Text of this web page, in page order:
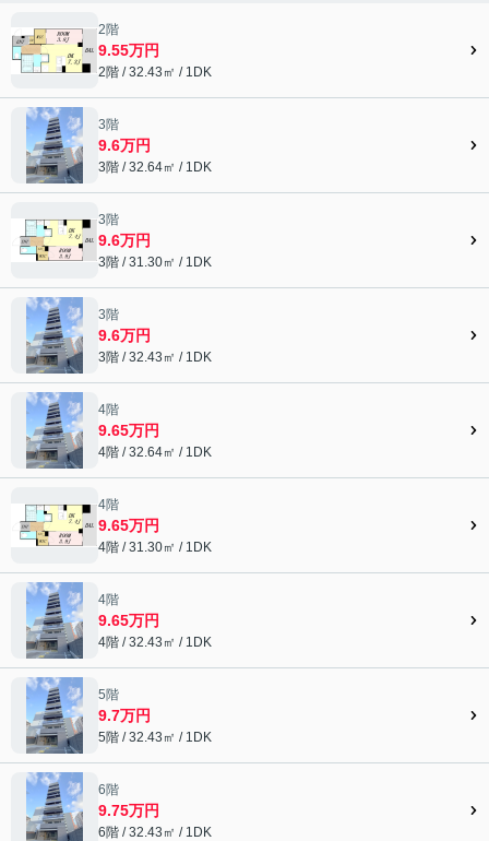
2階
9.55万円
2階 / 32.43㎡ / 1DK
3階
9.6万円
3階 / 32.64㎡ / 1DK
3階
9.6万円
3階 / 31.30㎡ / 1DK
3階
9.6万円
3階 / 32.43㎡ / 1DK
4階
9.65万円
4階 / 32.64㎡ / 1DK
4階
9.65万円
4階 / 31.30㎡ / 1DK
4階
9.65万円
4階 / 32.43㎡ / 1DK
5階
9.7万円
5階 / 32.43㎡ / 1DK
6階
9.75万円
6階 / 32.43㎡ / 1DK